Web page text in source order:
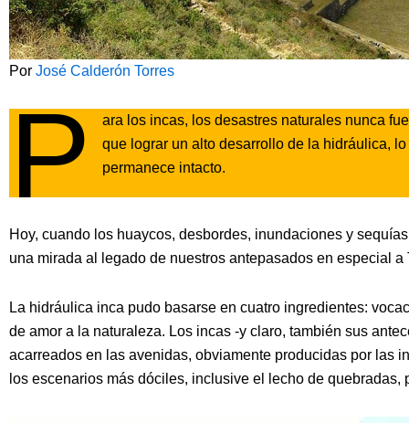
Por José Calderón Torres
P
ara los incas, los desastres naturales nunca
que lograr un alto desarrollo de la hidráulica,
permanece intacto.
Hoy, cuando los huaycos, desbordes, inundaciones y
una mirada al legado de nuestros antepasados en especial
La hidráulica inca pudo basarse en cuatro ingredientes:
de amor a la naturaleza. Los incas -y claro, también sus
acarreados en las avenidas, obviamente producidas por las
los escenarios más dóciles, inclusive el lecho de